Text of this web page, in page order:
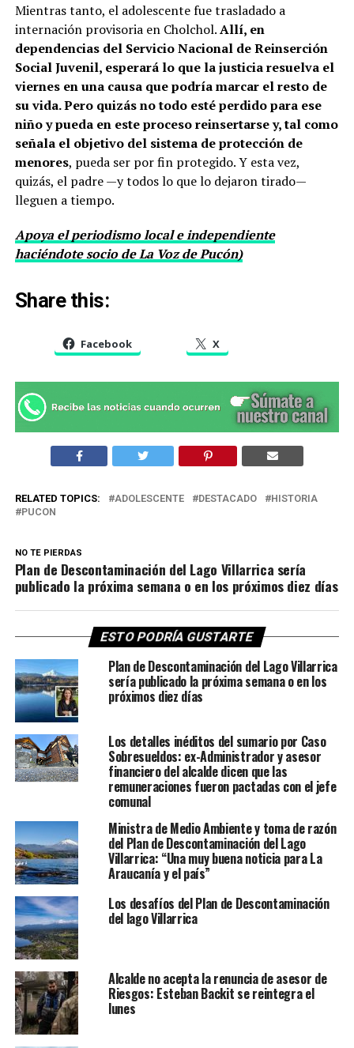
Mientras tanto, el adolescente fue trasladado a
internación provisoria en Cholchol.Allí, en
dependencias del Servicio Nacional de Reinserción
Social Juvenil, esperará lo que la justicia resuelva el
viernes en una causa que podría marcar el resto de
su vida. Pero quizás no todo esté perdido para ese
niño y pueda en este proceso reinsertarse y, tal como
señala el objetivo del sistema de protección de
menores, pueda ser por fin protegido. Y esta vez,
quizás, el padre —y todos lo que lo dejaron tirado—
lleguen a tiempo.
Apoya el periodismo local e independiente
haciéndote socio de La Voz de Pucón)
Share this:
Facebook X
RELATED TOPICS: ADOLESCENTE DESTACADO
HISTORIA
PUCON
NO TE PIERDAS
Plan de Descontaminación del Lago Villarrica sería
publicado la próxima semana o en los próximos diez días
ESTO PODRÍA GUSTARTE
Plan de Descontaminación del Lago Villarrica
sería publicado la próxima semana o en los
próximos diez días
Los detalles inéditos del sumario por Caso
Sobresueldos: ex-Administrador y asesor
financiero del alcalde dicen que las
remuneraciones fueron pactadas con el jefe
comunal
Ministra de Medio Ambiente y toma de razón
del Plan de Descontaminación del Lago
Villarrica: “Una muy buena noticia para La
Araucanía y el país”
Los desafíos del Plan de Descontaminación
del lago Villarrica
Alcalde no acepta la renuncia de asesor de
Riesgos: Esteban Backit se reintegra el
lunes